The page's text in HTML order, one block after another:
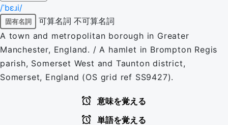
/ˈbɛɹi/
固有名詞 可算名詞 不可算名詞
A town and metropolitan borough in Greater
Manchester, England. / A hamlet in Brompton Regis
parish, Somerset West and Taunton district,
Somerset, England (OS grid ref SS9427).
意味を覚える
単語を覚える